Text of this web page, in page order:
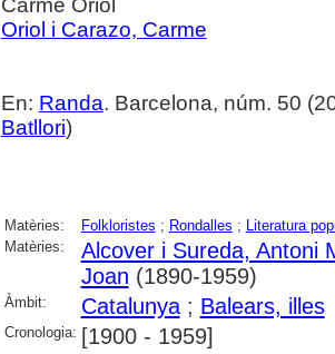
Carme Oriol
Oriol i Carazo, Carme
En: Randa. Barcelona, núm. 50
Batllori)
Matèries: Folkloristes ; Rondalles ; Literatura
Matèries:
Alcover i Sureda, Antoni
Joan (1890-1959)
Àmbit: Catalunya; Balears, illes
Cronologia: [1900 - 1959]